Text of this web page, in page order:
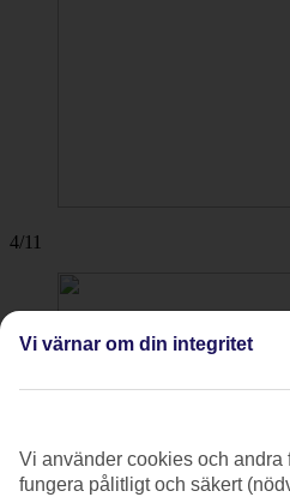
4/11
Vi värnar om din integritet
Vi använder cookies och andra
fungera pålitligt och säkert